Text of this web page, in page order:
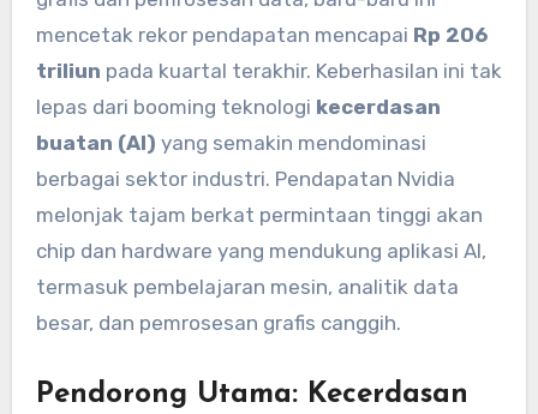
mencetak rekor pendapatan mencapai Rp 206
triliun pada kuartal terakhir. Keberhasilan ini tak
lepas dari booming teknologi kecerdasan
buatan (AI) yang semakin mendominasi
berbagai sektor industri. Pendapatan Nvidia
melonjak tajam berkat permintaan tinggi akan
chip dan hardware yang mendukung aplikasi AI,
termasuk pembelajaran mesin, analitik data
besar, dan pemrosesan grafis canggih.
Pendorong Utama: Kecerdasan